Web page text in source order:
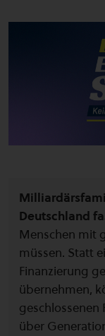
Deutschland
Menschen mit
müssen. Statt
Finanzierung
übernehmen,
geschlossenen
über